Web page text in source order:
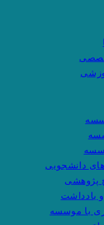
دانشجویی
پژوهشی
یادداشت
با موسسه